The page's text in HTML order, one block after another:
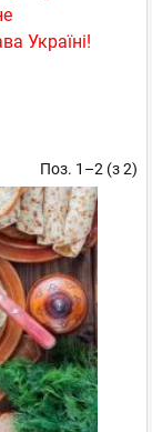
Україні!
Поз. 1–2 (з 2)